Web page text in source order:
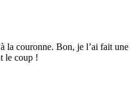
la couronne. Bon, je l’ai fait une
le coup !